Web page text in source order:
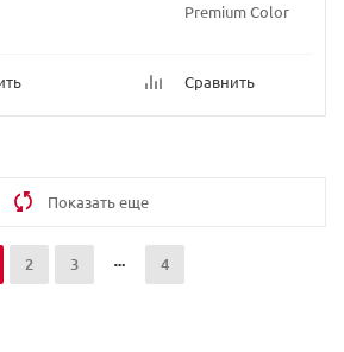
Premium Color
Сравнить
Показать еще
2 3 4